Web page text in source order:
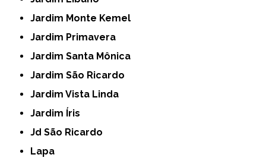
Jardim Monte Kemel
Jardim Primavera
Jardim Santa Mônica
Jardim São Ricardo
Jardim Vista Linda
Jardim Íris
Jd São Ricardo
Lapa